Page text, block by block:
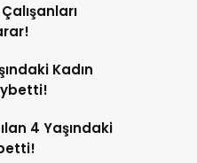
Kadın
4 Yaşındaki